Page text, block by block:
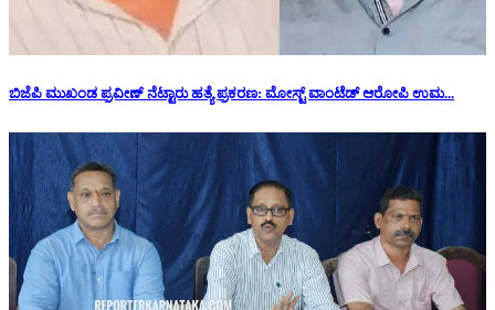
ಬಿಜೆಪಿ ಮುಖಂಡ ಪ್ರವೀಣ್ ನೆಟ್ಟಾರು ಹತ್ಯೆ ಪ್ರಕರಣ: ಮೋಸ್ಟ್ ವಾಂಟೆಡ್ ಆರೋಪಿ ಉಮ...